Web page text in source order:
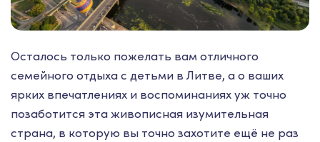
Осталось только пожелать вам отличного
семейного отдыха с детьми в Литве, а о ваших
ярких впечатлениях и воспоминаниях уж точно
позаботится эта живописная изумительная
страна, в которую вы точно захотите ещё не раз